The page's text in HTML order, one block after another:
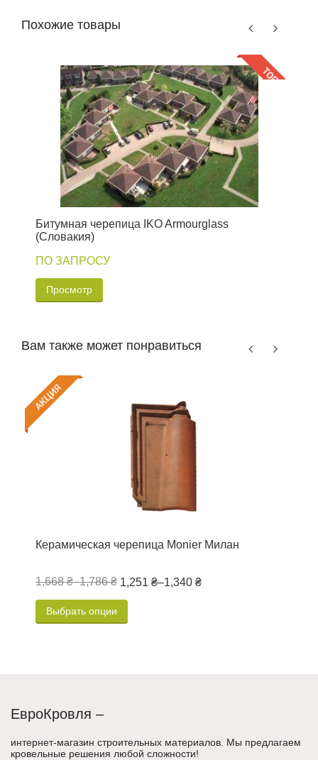
Похожие товары
Битумная черепица IKO Armourglass
(Словакия)
ПО ЗАПРОСУ
Просмотр
Вам также может понравиться
Керамическая черепица Monier Милан
1,668 ₴–1,786 ₴ 1,251 ₴–1,340 ₴
Выбрать опции
ЕвроКровля –
интернет-магазин строительных материалов. Мы предлагаем
кровельные решения любой сложности!